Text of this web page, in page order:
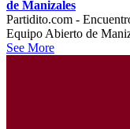
de Manizales
Partidito.com -
Equipo Abierto de
See More